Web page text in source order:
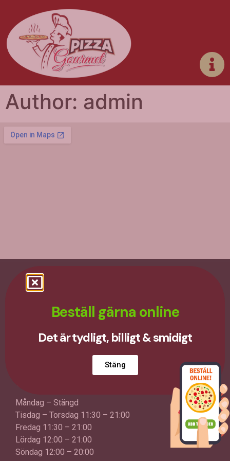
Author: admin
Kontakt
0454-130 00
Sölvesborgsvägen 12, 374 41 Karlshamn
Öppettider
Måndag – Stängd
Tisdag – Torsdag 11:30 – 21:00
Fredag 11:30 – 21:00
Lördag 12:00 – 21:00
Söndag 12:00 – 20:00
Beställ gärna online
Det är tydligt, billigt & smidigt
Stäng